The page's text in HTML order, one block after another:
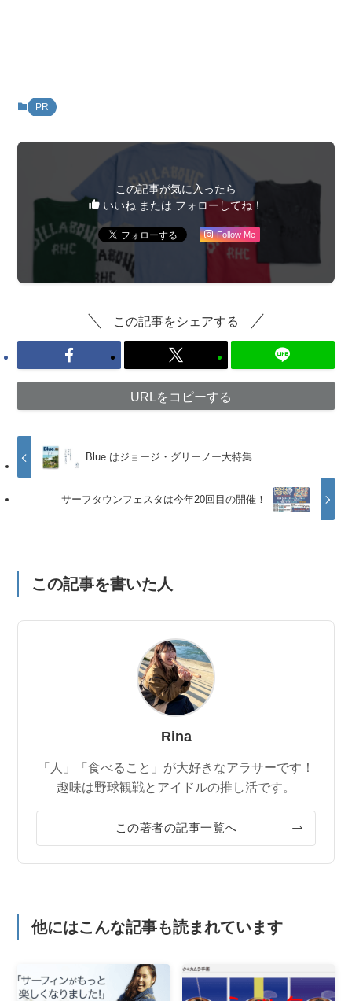
PR
この記事が気に入ったら
いいね または フォローしてね！
Follow Me
この記事をシェアする
URLをコピーする
Blue.はジョージ・グリーノー大特集
サーフタウンフェスタは今年20回目の開催！
この記事を書いた人
Rina
「人」「食べること」が大好きなアラサーです！
趣味は野球観戦とアイドルの推し活です。
この著者の記事一覧へ
他にはこんな記事も読まれています